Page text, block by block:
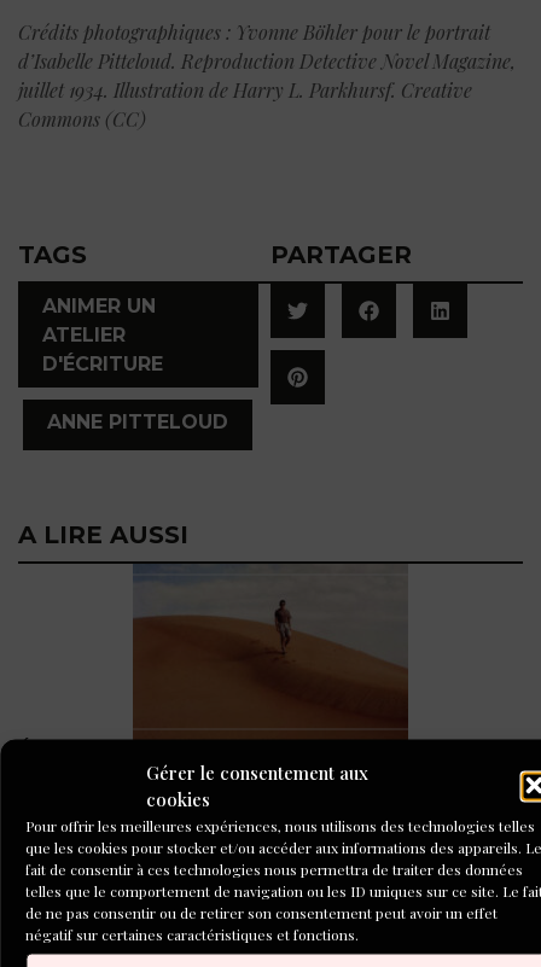
Gérer le consentement aux
cookies
Pour offrir les meilleures expériences, nous utilisons des technologies telles
que les cookies pour stocker et/ou accéder aux informations des appareils. Le
fait de consentir à ces technologies nous permettra de traiter des données
telles que le comportement de navigation ou les ID uniques sur ce site. Le
de ne pas consentir ou de retirer son consentement peut avoir un effet
négatif sur certaines caractéristiques et fonctions.
Crédits photographiques : Yvonne Böhler pour le portrait
d’Isabelle Pitteloud. Reproduction Detective Novel Magazine,
juillet 1934. Illustration de Harry L. Parkhursf. Creative
Commons (CC)
TAGS
ANIMER UN
ATELIER
D'ÉCRITURE
ANNE PITTELOUD
PARTAGER
A LIRE AUSSI
de Patrick Oudot de Dainville